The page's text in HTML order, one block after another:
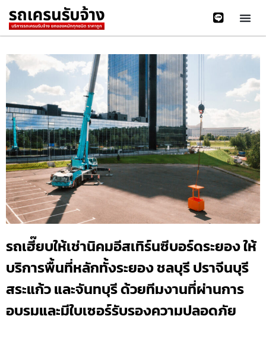
รถเฮี๊ยบให้เช่านิคมอีสเทิร์นซีบอร์ดระยอง ให้
บริการพื้นที่หลักทั้งระยอง ชลบุรี ปราจีนบุรี
สระแก้ว และจันทบุรี ด้วยทีมงานที่ผ่านการ
อบรมและมีใบเซอร์รับรองความปลอดภัย